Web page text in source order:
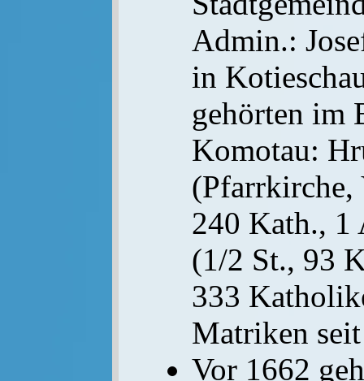
Admin.:
in
gehörten im
Komotau:
(Pfarrkirche,
240 Kath., 1
(1/2 St., 93
333
Matriken
Vor 1662